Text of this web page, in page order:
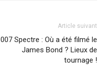
Article suivant
007 Spectre : Où a été filmé le
James Bond ? Lieux de
tournage !